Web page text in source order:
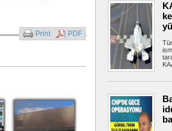
Print PDF
mutluluktan
kalan
Heybeliada
restorasyon